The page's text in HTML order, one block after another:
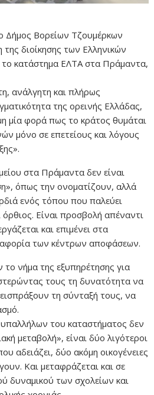
Δήμος Βορείων Τζουμέρκων
διοίκησης των Ελληνικών
το κατάστημα ΕΛΤΑ στα Πράμαντα,
ανάλγητη και πλήρως
της ορεινής Ελλάδας,
μία φορά πως το κράτος θυμάται
μόνο σε επετείους και λόγους
στα Πράμαντα δεν είναι
όπως την ονοματίζουν, αλλά
ενός τόπου που παλεύει
όρθιος. Είναι προσβολή απέναντι
και επιμένει στα
των κέντρων αποφάσεων.
νήμα της εξυπηρέτησης για
τους τη δυνατότητα να
τη σύνταξή τους, να
του καταστήματος δεν
μεταβολή», είναι δύο λιγότεροι
αδειάζει, δύο ακόμη οικογένειες
Και μεταφράζεται και σε
δυναμικού των σχολείων και